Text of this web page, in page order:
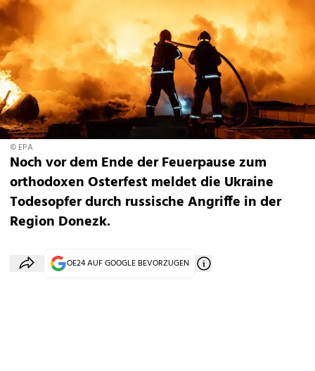
© EPA
Noch vor dem Ende der Feuerpause zum
orthodoxen Osterfest meldet die Ukraine
Todesopfer durch russische Angriffe in der
Region Donezk.
OE24 AUF GOOGLE BEVORZUGEN